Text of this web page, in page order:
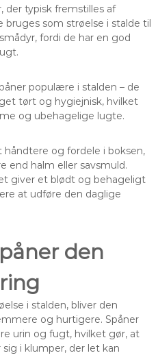
der typisk fremstilles af
som strøelse i stalde til
fordi de har en god
populære i stalden – de
tørt og hygiejnisk, hvilket
og ubehagelige lugte.
og fordele i boksen,
end halm eller savsmuld.
giver et blødt og behageligt
at udføre den daglige
den
i stalden, bliver den
og hurtigere. Spåner
urin og fugt, hvilket gør, at
i klumper, der let kan